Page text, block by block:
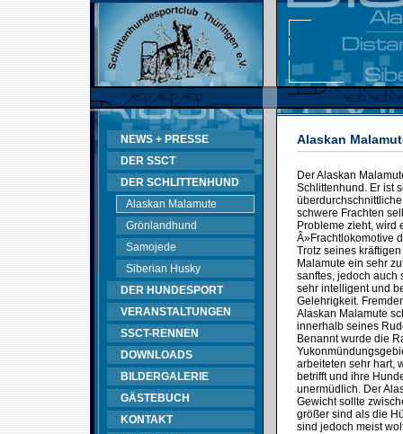
NEWS + PRESSE
DER SSCT
DER SCHLITTENHUND
Alaskan Malamute
Grönlandhund
Samojede
Siberian Husky
DER HUNDESPORT
VERANSTALTUNGEN
SSCT-RENNEN
DOWNLOADS
BILDERGALERIE
GÄSTEBUCH
KONTAKT
Alaskan
Der Alaskan
Schlittenhund. Er ist
schwere Frachten
Probleme zieht, wird
Â»Frachtlokomotive
Trotz seines
Malamute ein sehr
sanftes, jedoch auch
sehr intelligent und
Gelehrigkeit.
Alaskan Malamute
innerhalb seines
Benannt wurde die
arbeiteten sehr hart,
betrifft und ihre
unermüdlich. Der
Gewicht sollte
größer sind als die
sind jedoch meist